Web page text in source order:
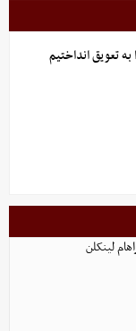
تعویق انداختیم
لینکلن